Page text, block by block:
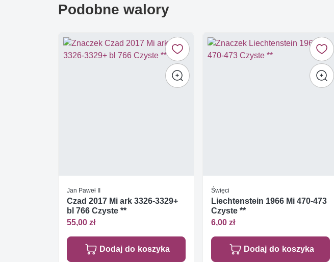
Podobne walory
Jan Paweł II
Czad 2017 Mi ark 3326-3329+
bl 766 Czyste **
55,00 zł
Dodaj do koszyka
Święci
Liechtenstein 1966 Mi 470-473
Czyste **
6,00 zł
Dodaj do koszyka